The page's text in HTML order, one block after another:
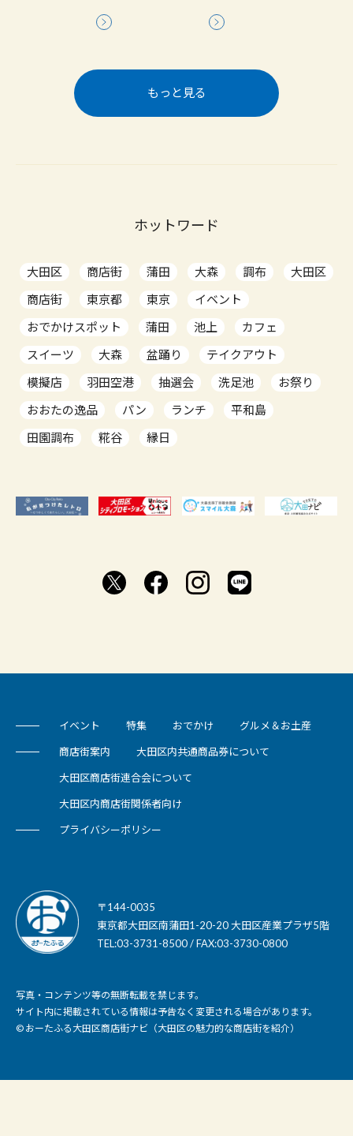
もっと見る
ホットワード
大田区 商店街 蒲田 大森 調布
大田区
商店街
東京都 東京
イベント
おでかけスポット
蒲田 池上
カフェ
スイーツ
大森 盆踊り
テイクアウト
模擬店
羽田空港 抽選会 洗足池
お祭り
おおたの逸品
パン ランチ
平和島
田園調布
糀谷 縁日
イベント 特集 おでかけ グルメ＆お土産
商店街案内 大田区内共通商品券について
大田区商店街連合会について
大田区内商店街関係者向け
プライバシーポリシー
〒144-0035
東京都大田区南蒲田1-20-20 大田区産業プラザ5階
TEL:03-3731-8500 / FAX:03-3730-0800
写真・コンテンツ等の無断転載を禁じます。
サイト内に掲載されている情報は予告なく変更される場合があります。
© おーたふる大田区商店街ナビ（大田区の魅力的な商店街を紹介）